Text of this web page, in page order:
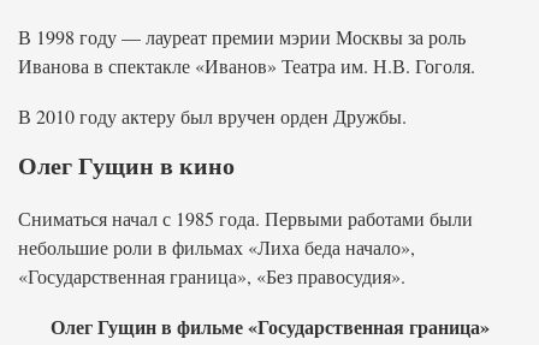
В 1998 году — лауреат премии мэрии Москвы за роль
Иванова в спектакле «Иванов» Театра им. Н.В. Гоголя.
В 2010 году актеру был вручен орден Дружбы.
Олег Гущин в кино
Сниматься начал с 1985 года. Первыми работами были
небольшие роли в фильмах «Лиха беда начало»,
«Государственная граница», «Без правосудия».
Олег Гущин в фильме «Государственная граница»